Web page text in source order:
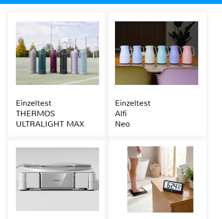
Einzeltest
THERMOS
ULTRALIGHT MAX
Einzeltest
Alfi
Neo